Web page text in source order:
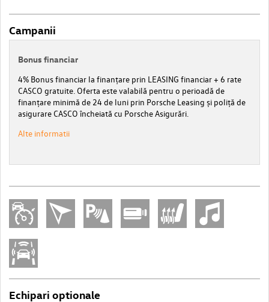
Campanii
Bonus financiar
4% Bonus financiar la finanțare prin LEASING financiar + 6 rate
CASCO gratuite. Oferta este valabilă pentru o perioadă de
finanțare minimă de 24 de luni prin Porsche Leasing și poliță de
asigurare CASCO încheiată cu Porsche Asigurări.
Alte informatii
Echipari optionale